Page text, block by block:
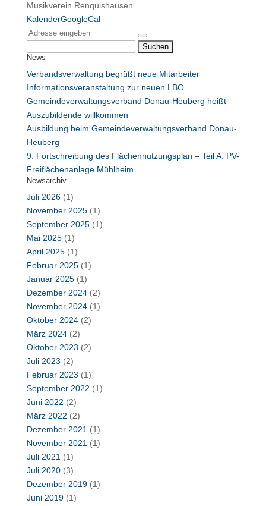
Musikverein Renquishausen
KalenderGoogleCal
nach:
News
Verbandsverwaltung begrüßt neue Mitarbeiter
Informationsveranstaltung zur neuen LBO
Gemeindeverwaltungsverband Donau-Heuberg heißt
Auszubildende willkommen
Ausbildung beim Gemeindeverwaltungsverband Donau-
Heuberg
9. Fortschreibung des Flächennutzungsplan – Teil A: PV-
Freiflächenanlage Mühlheim
Newsarchiv
Juli 2026(1)
November 2025(1)
September 2025(1)
Mai 2025(1)
April 2025(1)
Februar 2025(1)
Januar 2025(1)
Dezember 2024(2)
November 2024(1)
Oktober 2024(2)
März 2024(2)
Oktober 2023 (2)
Juli 2023 (2)
Februar 2023 (1)
September 2022 (1)
Juni 2022 (2)
März 2022 (2)
Dezember 2021 (1)
November 2021 (1)
Juli 2021 (1)
Juli 2020(3)
Dezember 2019(1)
Juni 2019(1)